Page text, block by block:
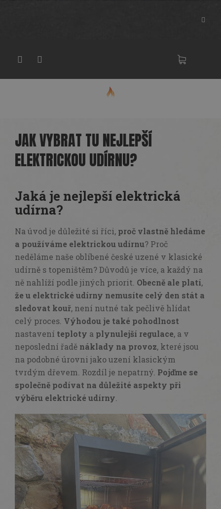
JAK VYBRAT TU NEJLEPŠÍ
ELEKTRICKOU UDÍRNU?
Jaká je nejlepší elektrická
udírna?
Na úvod je důležité si říci, proč vlastně hledáme
a používáme elektrickou udírnu? Proč
neděláme naše oblíbené české uzené v klasické
udírně s topeništěm? Důvodů je více, a každý na
ně nahlíží podle jiných priorit. Obecně ale platí,
že u elektrické udírny nemusíte celý den stát a
sledovat kouř, není nutné tak pečlivě hlídat
celý proces. Výhodou je také pohodlnost
nastavení teploty a plynulejší regulace, a v
neposlední řadě náklady na provoz, které jsou
na podobné úrovni jako uzení klasickým
tvrdým dřevem. Rozdíl je nepatrný. Pojďme se
společně podívat na důležité aspekty při
výběru elektrické udírny